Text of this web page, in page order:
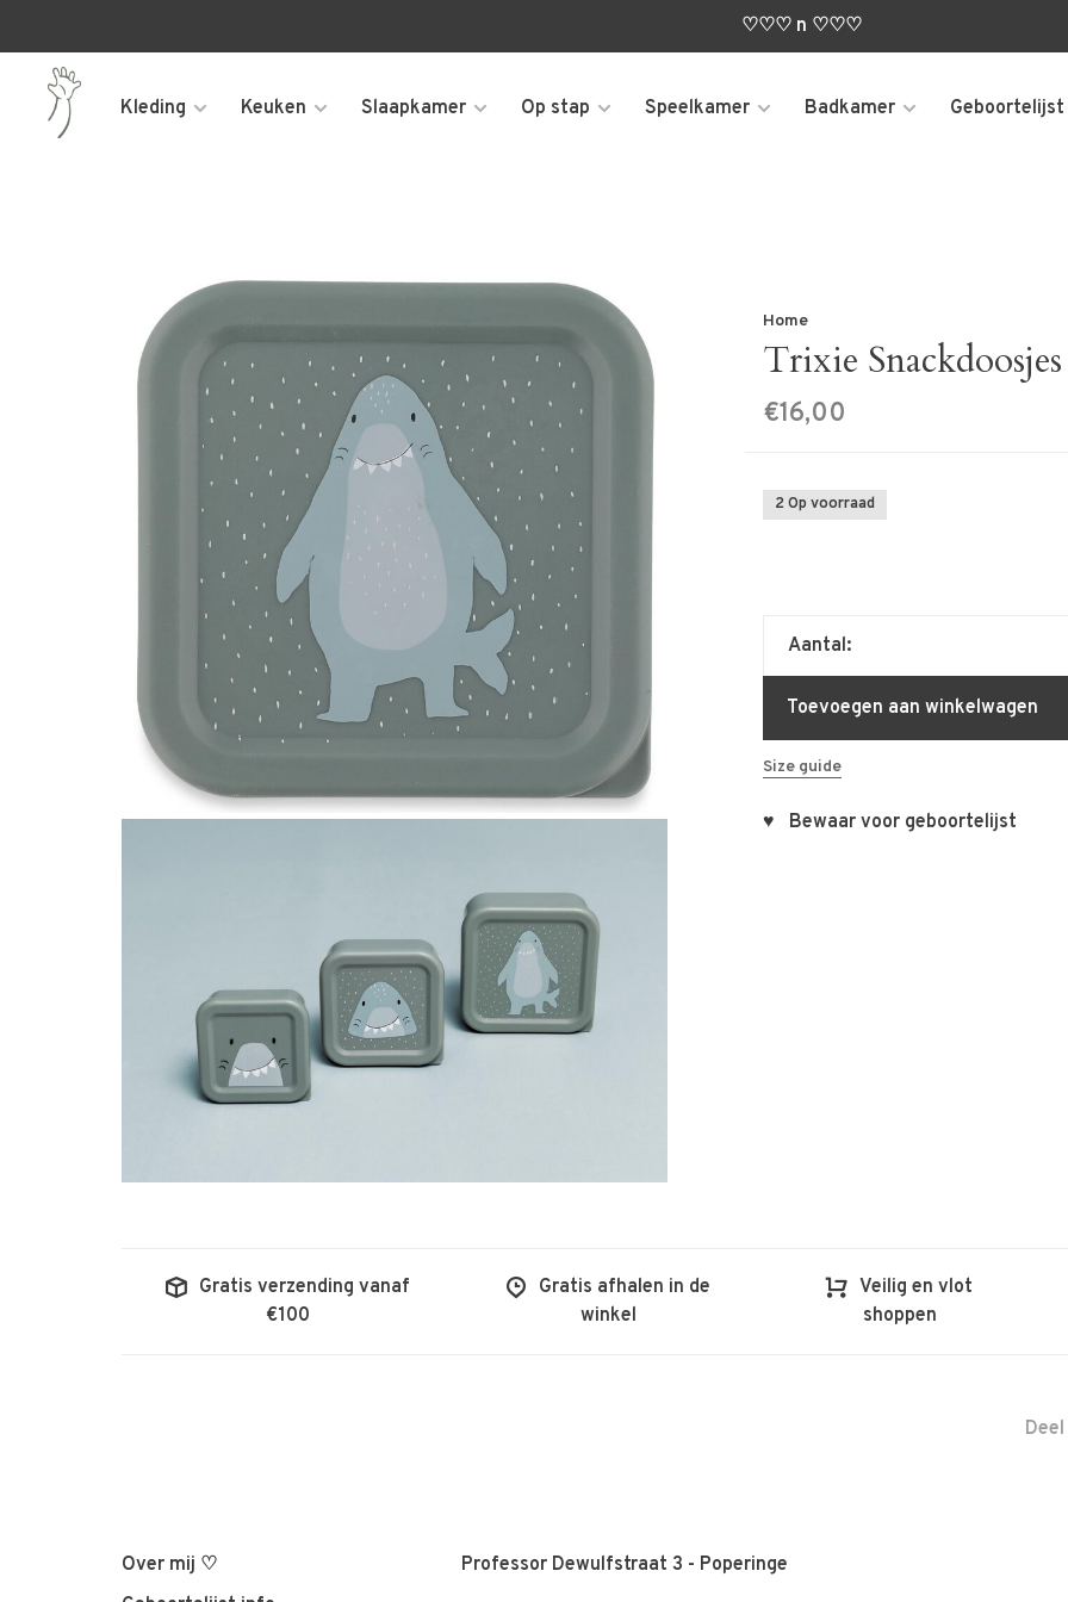
♡♡♡ n ♡♡♡
Kleding Keuken Slaapkamer Op stap Speelkamer Badkamer Geboortelijst
Home
Trixie
€16,00
2 Op voorraad
Aantal:
Toevoegen aan winkelwagen
Size guide
♥ Bewaar voor geboortelijst
Gratis verzending vanaf
€100
Gratis afhalen in de
winkel
Veilig en vlot
shoppen
Over mij ♡
Professor Dewulfstraat 3 - Poperinge